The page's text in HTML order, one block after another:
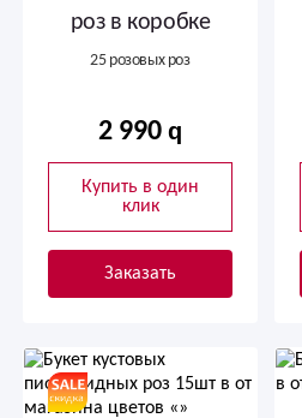
роз в коробке
25 розовых роз
2 990
Купить в один
клик
Заказать